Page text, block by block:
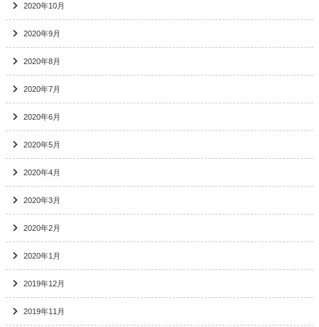
2020年10月
2020年9月
2020年8月
2020年7月
2020年6月
2020年5月
2020年4月
2020年3月
2020年2月
2020年1月
2019年12月
2019年11月